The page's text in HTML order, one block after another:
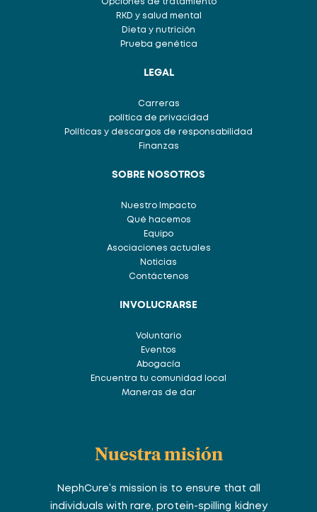
Opciones de tratamiento
RKD y salud mental
Dieta y nutrición
Prueba genética
LEGAL
Carreras
política de privacidad
Políticas y descargos de responsabilidad
Finanzas
SOBRE NOSOTROS
Nuestro Impacto
Qué hacemos
Equipo
Asociaciones actuales
Noticias
Contáctenos
INVOLUCRARSE
Voluntario
Eventos
Abogacía
Encuentra tu comunidad local
Maneras de dar
Nuestra misión
NephCure’s mission is to ensure that all
individuals with rare, protein-spilling kidney